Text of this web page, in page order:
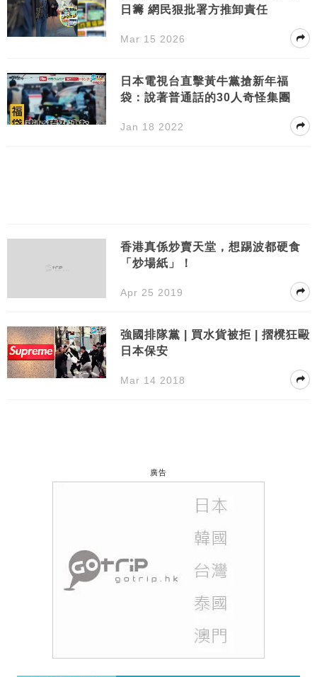
日籌 網民狠批署方推卸責任
Mar 15 2026
日本電視台直擊黃牛黨搶新年福
袋：說著普通話的30人奇怪集團
Jan 18 2022
香港真係炒賣天堂，想踢波都硬食
「炒場紙」！
Apr 25 2019
強國排隊黨 | 買水貨被拒 | 摺櫈狂毆
日本保安
Mar 14 2018
廣告